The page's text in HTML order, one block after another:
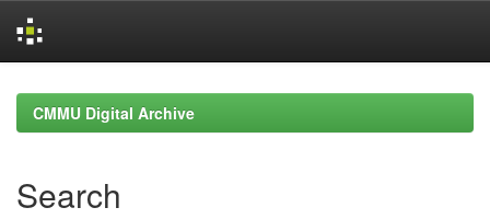
navigationCMMU Digital Archive
Search